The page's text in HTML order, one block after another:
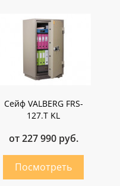
Сейф VALBERG FRS-
127.Т KL
от 227 990 руб.